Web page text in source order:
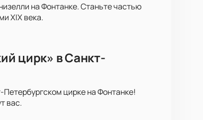
на Фонтанке. Станьте частью
XIX века.
цирк» в Санкт-
цирке на Фонтанке!
вас.